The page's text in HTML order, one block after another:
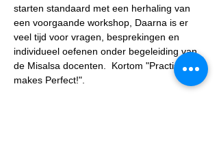
starten standaard met een herhaling van
een voorgaande workshop, Daarna is er
veel tijd voor vragen, besprekingen en
individueel oefenen onder begeleiding van
de Misalsa docenten.  Kortom "Practise
makes Perfect!".